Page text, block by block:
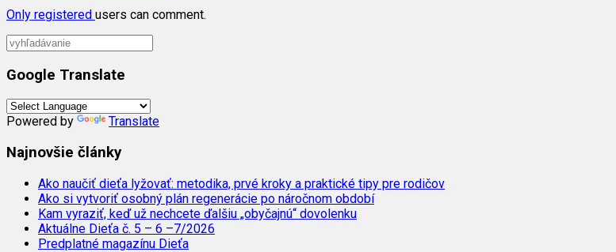
Only registered users can comment.
Google Translate
Powered by Translate
Najnovšie články
Ako naučiť dieťa lyžovať: metodika, prvé kroky a praktické tipy pre rodičov
Ako si vytvoriť osobný plán regenerácie po náročnom období
Kam vyraziť, keď už nechcete ďalšiu „obyčajnú“ dovolenku
Aktuálne Dieťa č. 5 – 6 –7/2026
Predplatné magazínu Dieťa